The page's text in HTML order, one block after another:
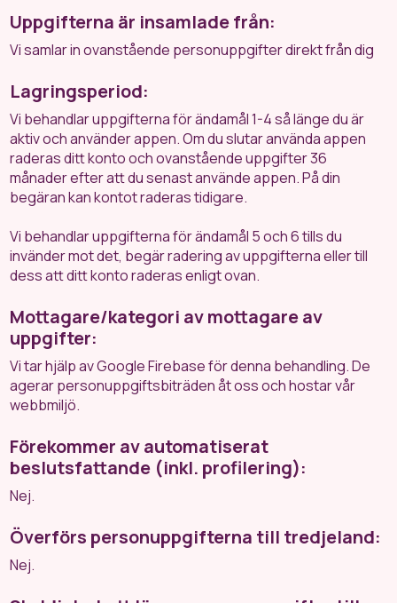
Uppgifterna är insamlade från:
Vi samlar in ovanstående personuppgifter direkt från dig
Lagringsperiod:
Vi behandlar uppgifterna för ändamål 1-4 så länge du är
aktiv och använder appen. Om du slutar använda appen
raderas ditt konto och ovanstående uppgifter 36
månader efter att du senast använde appen. På din
begäran kan kontot raderas tidigare.
Vi behandlar uppgifterna för ändamål 5 och 6 tills du
invänder mot det, begär radering av uppgifterna eller till
dess att ditt konto raderas enligt ovan.
Mottagare/kategori av mottagare av
uppgifter:
Vi tar hjälp av Google Firebase för denna behandling. De
agerar personuppgiftsbiträden åt oss och hostar vår
webbmiljö.
Förekommer av automatiserat
beslutsfattande (inkl. profilering):
Nej.
Överförs personuppgifterna till tredjeland:
Nej.